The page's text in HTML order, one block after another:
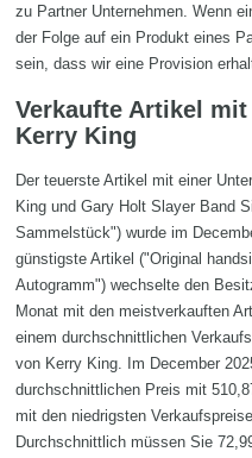
zu Partner Unternehmen. Wenn
der Folge auf ein Produkt eines
sein, dass wir eine Provision
Verkaufte Artikel
Kerry King
Der teuerste Artikel mit einer
King und Gary Holt Slayer Band
Sammelstück") wurde im
günstigste Artikel ("Original
Autogramm") wechselte den
Monat mit den meistverkauften
einem durchschnittlichen
von Kerry King. Im December
durchschnittlichen Preis mit
mit den niedrigsten
Durchschnittlich müssen Sie